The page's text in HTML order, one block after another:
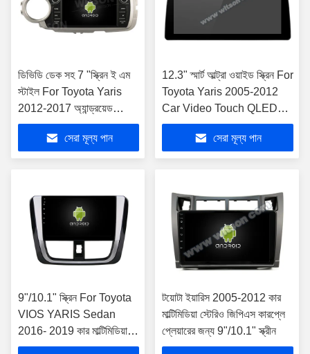
ডিভিডি ডেক সহ 7 "স্ক্রিন ই এম
স্টাইল For Toyota Yaris
2012-2017 অ্যান্ড্রয়েড
কারপ্লে প্লেয়ার
সেরা মূল্য পান
12.3" স্মার্ট আল্ট্রা ওয়াইড স্ক্রিন For
Toyota Yaris 2005-2012
Car Video Touch QLED
মাল্টিমিডিয়া স্টেরিও প্লেয়ার
সেরা মূল্য পান
9"/10.1" স্ক্রিন For Toyota
VIOS YARIS Sedan
2016- 2019 কার মাল্টিমিডিয়া
স্টেরিও জিপিএস কারপ্লে প্লেয়ার
টয়োটা ইয়ারিস 2005-2012 কার
মাল্টিমিডিয়া স্টেরিও জিপিএস কারপ্লে
প্লেয়ারের জন্য 9"/10.1" স্ক্রীন